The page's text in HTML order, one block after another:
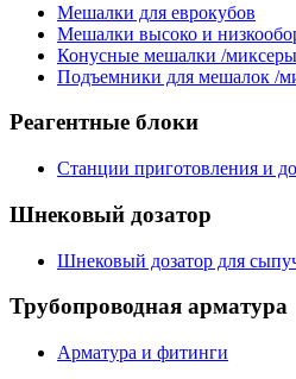
Мешалки для еврокубов
Мешалки высоко и
Конусные мешалки /
Подъемники для мешалок /
Реагентные блоки
Станции приготовления и
Шнековый дозатор
Шнековый дозатор для
Трубопроводная арматура
Арматура и фитинги